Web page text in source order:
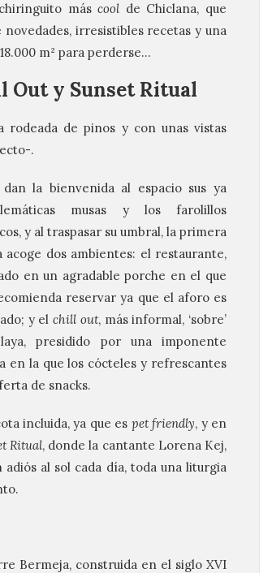
máscool de Chiclana, que
irresistibles recetas y una
m² para perderse…
Out y Sunset Ritual
rodeada de pinos y con unas vistas
.
dan la bienvenida al espacio sus ya
musas y los farolillos
y al traspasar su umbral, la primera
acoge dos ambientes: el restaurante,
en un agradable porche en el que
reservar ya que el aforo es
y elchill out, más informal, ‘sobre’
presidido por una imponente
en la que los cócteles y refrescantes
de snacks.
incluida, ya que es pet friendly, y en
Ritual, donde la cantante Lorena Kej,
al sol cada día, toda una liturgia
Bermeja, construida en el siglo XVI